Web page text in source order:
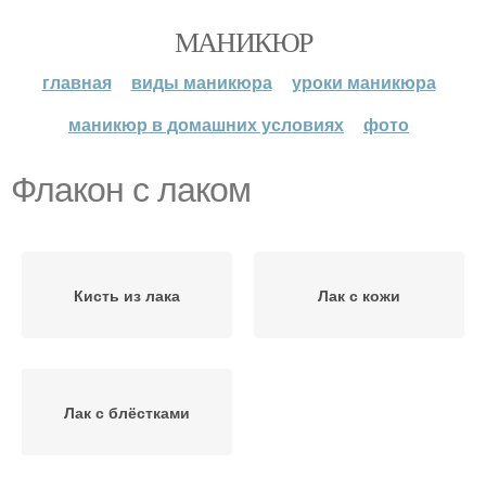
МАНИКЮР
главная виды маникюра
уроки маникюра
маникюр в домашних условиях
фото
Флакон с лаком
Кисть из лака Лак с кожи
Лак с блёстками